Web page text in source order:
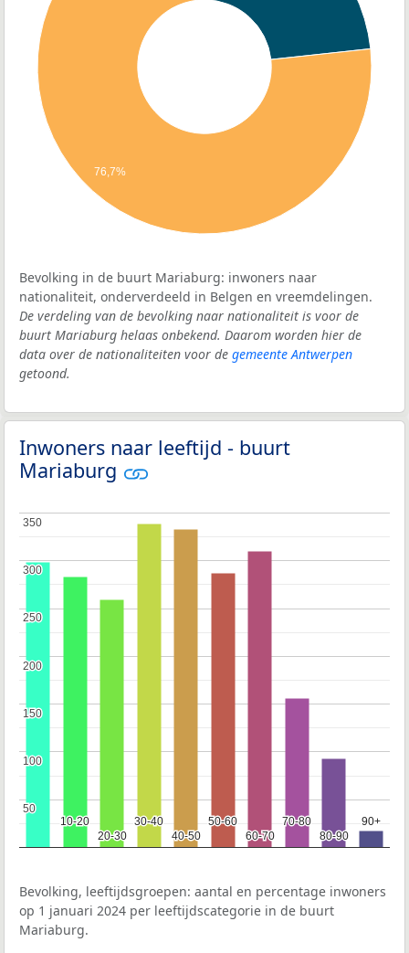
76,7%
Bevolking in de buurt Mariaburg: inwoners naar
nationaliteit, onderverdeeld in Belgen en vreemdelingen.
De verdeling van de bevolking naar nationaliteit is voor de
buurt Mariaburg helaas onbekend. Daarom worden hier de
data over de nationaliteiten voor de gemeente Antwerpen
getoond.
Inwoners naar leeftijd - buurt
Mariaburg
10-20
10-20
20-30
20-30
30-40
30-40
40-50
40-50
50-60
50-60
60-70
60-70
70-80
70-80
80-90
80-90
90+
90+
50
50
100
100
150
150
200
200
250
250
300
300
350
350
Bevolking, leeftijdsgroepen: aantal en percentage inwoners
op 1 januari 2024 per leeftijdscategorie in de buurt
Mariaburg.